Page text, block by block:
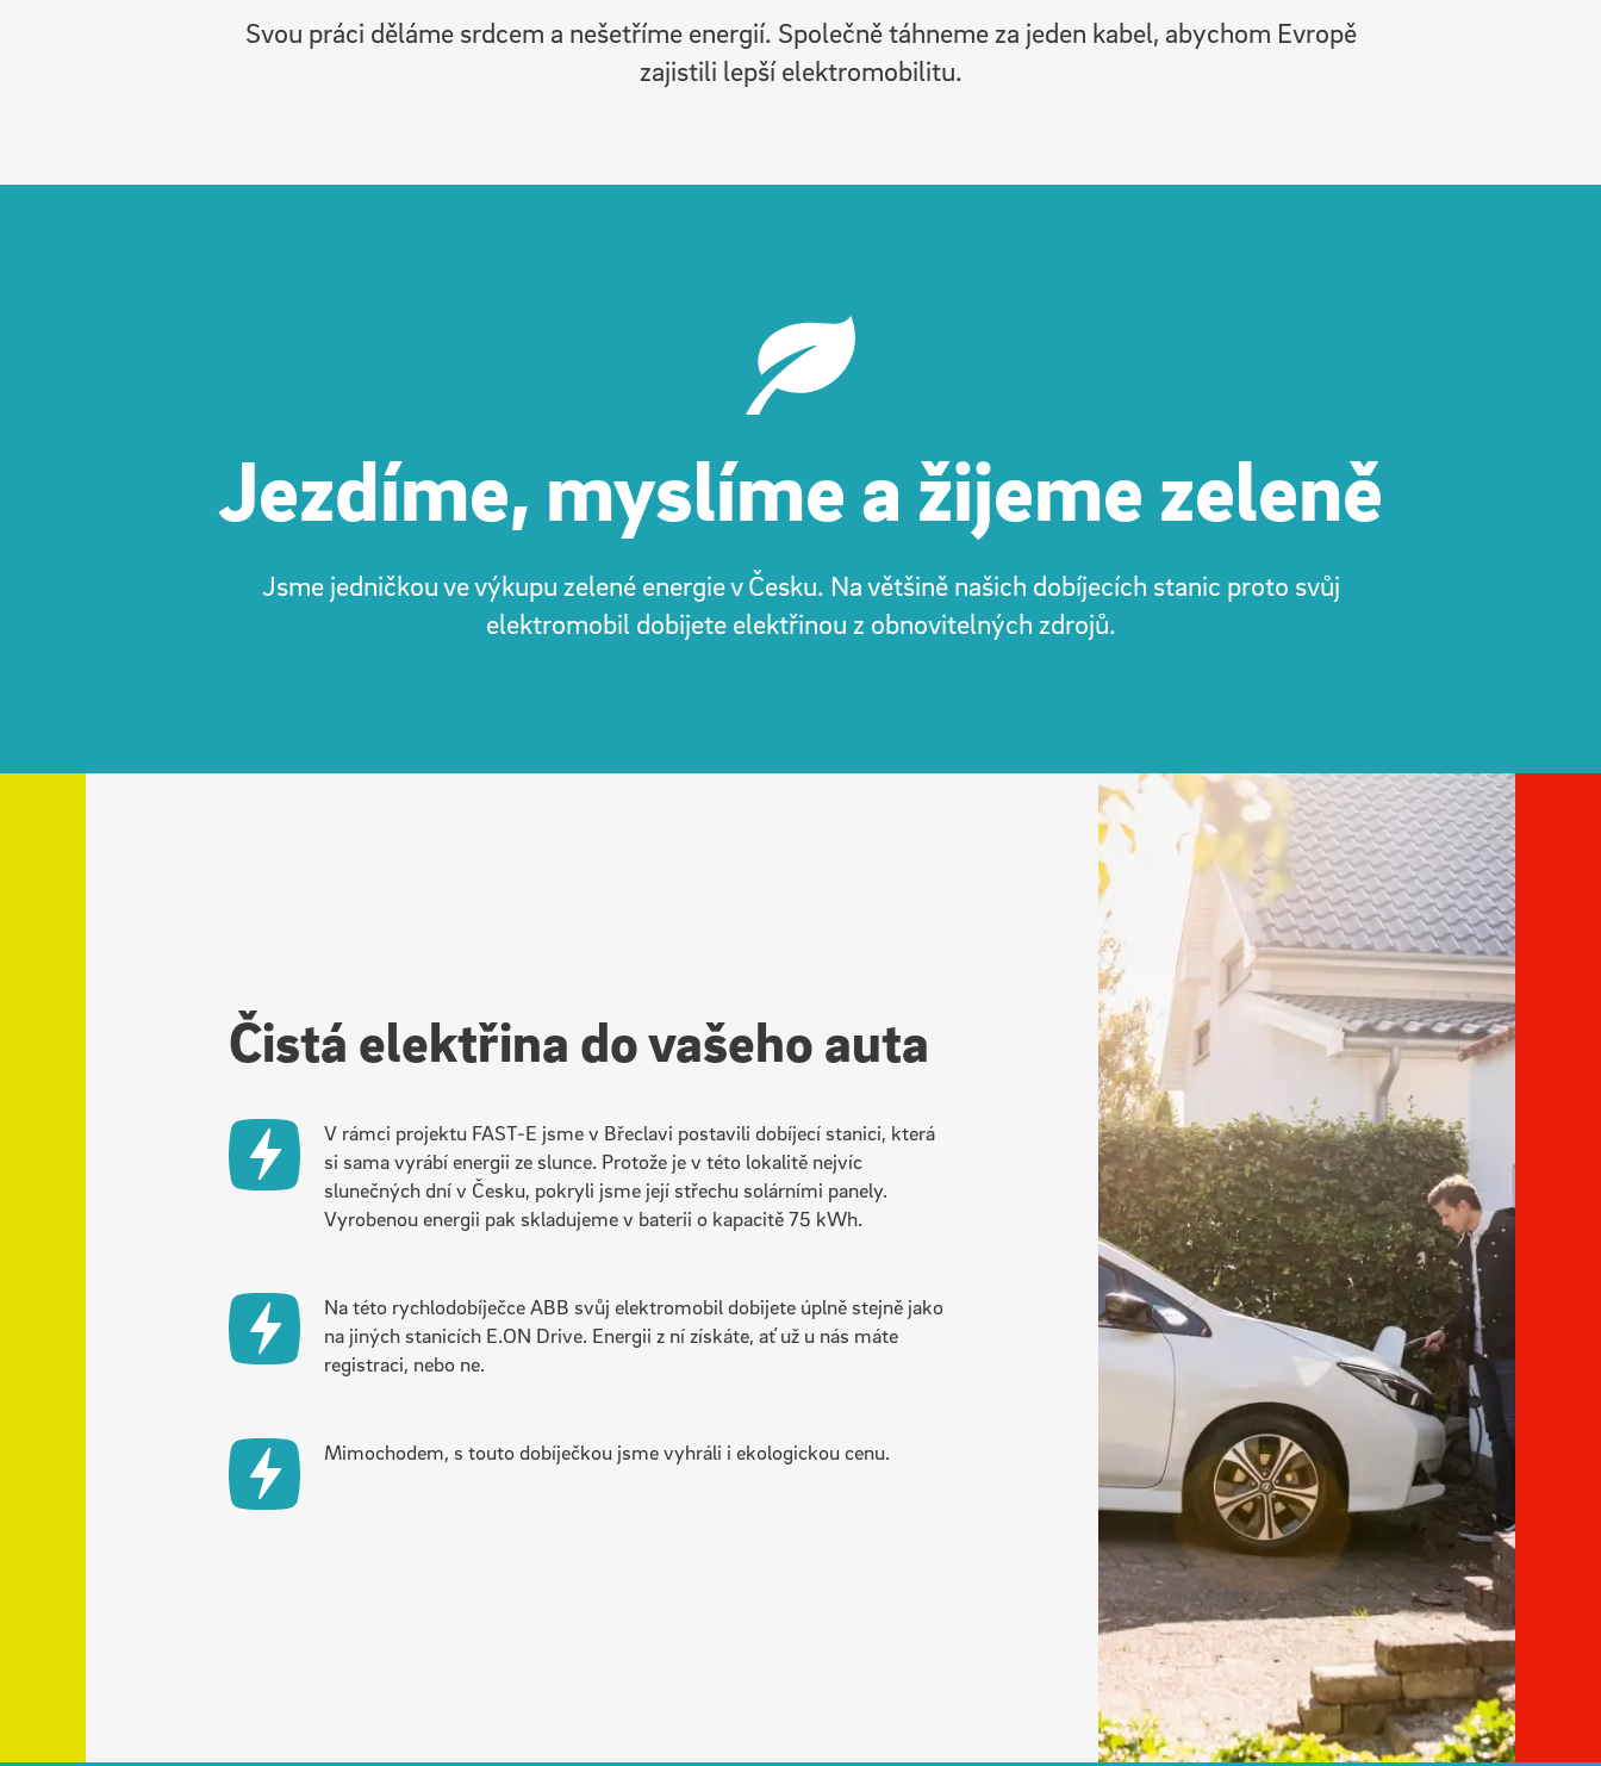
Svou práci děláme srdcem a nešetříme energií. Společně táhneme za jeden kabel, abychom Evropě
zajistili lepší elektromobilitu.
Jezdíme, myslíme a žijeme zeleně
Jsme jedničkou ve výkupu zelené energie v Česku. Na většině našich dobíjecích stanic proto svůj
elektromobil dobijete elektřinou z obnovitelných zdrojů.
Čistá elektřina do vašeho auta
V rámci projektu FAST-E jsme v Břeclavi postavili dobíjecí stanici, která
si sama vyrábí energii ze slunce. Protože je v této lokalitě nejvíc
slunečných dní v Česku, pokryli jsme její střechu solárními panely.
Vyrobenou energii pak skladujeme v baterii o kapacitě 75 kWh.
Na této rychlodobíječce ABB svůj elektromobil dobijete úplně stejně jako
na jiných stanicích E.ON Drive. Energii z ní získáte, ať už u nás máte
registraci, nebo ne.
Mimochodem, s touto dobíječkou jsme vyhráli i ekologickou cenu.